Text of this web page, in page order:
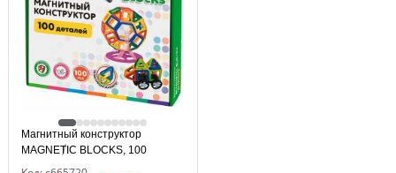
Магнитный конструктор
MAGNETIC BLOCKS, 100